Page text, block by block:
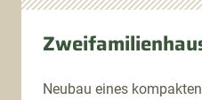
Neubau eines